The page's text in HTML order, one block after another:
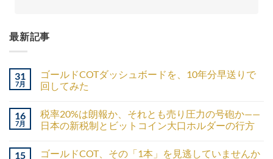
最新記事
31
7月
ゴールドCOTダッシュボードを、10年分早送りで
回してみた
16
7月
税率20%は朗報か、それとも売り圧力の号砲か——
日本の新税制とビットコイン大口ホルダーの行方
15 ゴールドCOT、その「1本」を見逃していませんか